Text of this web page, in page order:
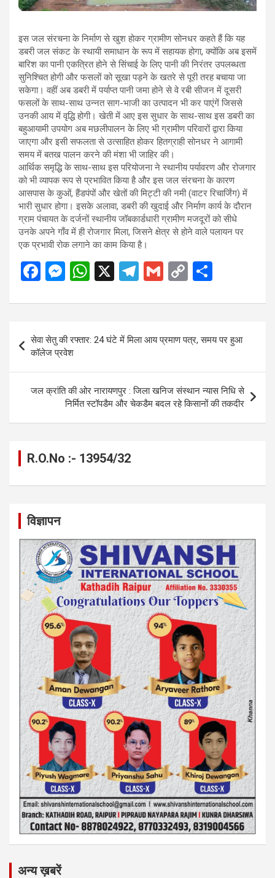
इस जल संरचना के निर्माण से खुश होकर ग्रामीण सोनधर कहते हैं कि यह
डबरी जल संकट के स्थायी समाधान के रूप में सहायक होगा, क्योंकि अब इसमें
बारिश का पानी एकत्रित होने से सिंचाई के लिए पानी की निरंतर उपलब्धता
सुनिश्चित होगी और फसलों को सूखा पड़ने के खतरे से पूरी तरह बचाया जा
सकेगा। वहीं अब डबरी में पर्याप्त पानी जमा होने से वे रबी सीजन में दूसरी
फसलों के साथ-साथ उन्नत साग-भाजी का उत्पादन भी कर पाएंगें जिससे
उनकी आय में वृद्धि होगी। खेती में आए इस सुधार के साथ-साथ इस डबरी का
बहुआयामी उपयोग अब मछलीपालन के लिए भी ग्रामीण परिवारों द्वारा किया
जाएगा और इसी सफलता से उत्साहित होकर हितग्राही सोनधर ने आगामी
समय में बतख पालन करने की मंशा भी जाहिर की।
आर्थिक समृद्धि के साथ-साथ इस परियोजना ने स्थानीय पर्यावरण और रोजगार
को भी व्यापक रूप से प्रभावित किया है और इस जल संरचना के कारण
आसपास के कुओं, हैंडपंपों और खेतों की मिट्टी की नमी (वाटर रिचार्जिंग) में
भारी सुधार होगा। इसके अलावा, डबरी की खुदाई और निर्माण कार्य के दौरान
ग्राम पंचायत के दर्जनों स्थानीय जॉबकार्डधारी ग्रामीण मजदूरों को सीधे
उनके अपने गाँव में ही रोजगार मिला, जिसने क्षेत्र से होने वाले पलायन पर
एक प्रभावी रोक लगाने का काम किया है।
F
ce
b
o
o
k
M
se
n
g
er
W
at
s
A
p
p
X
T
e
a
m
G
ail
C
py
n
k
ar
Post
navigation
सेवा सेतु की रफ्तार: 24 घंटे में मिला आय प्रमाण पत्र, समय पर हुआ
कॉलेज प्रवेश
जल क्रांति की ओर नारायणपुर : जिला खनिज संस्थान न्यास निधि से
निर्मित स्टॉपडैम और चेकडैम बदल रहे किसानों की तकदीर
R.O.No :- 13954/32
विज्ञापन
अन्य ख़बरें